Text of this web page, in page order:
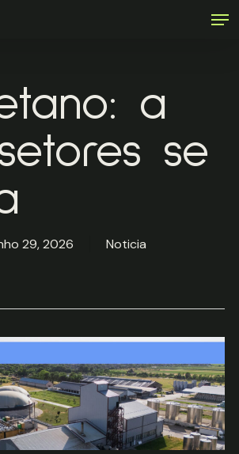
a
se
29, 2026 Noticia